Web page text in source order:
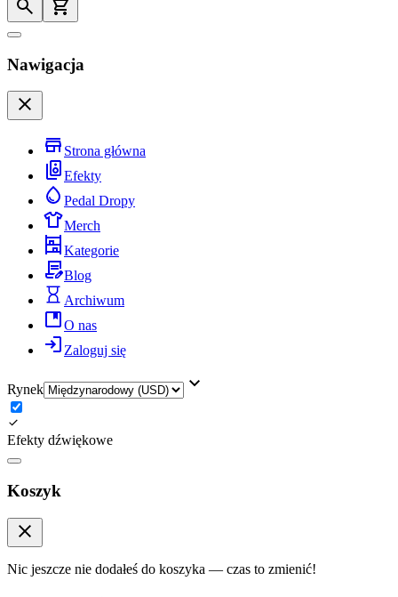
Nawigacja
Strona główna
Efekty
Pedal Dropy
Merch
Kategorie
Blog
Archiwum
O nas
Zaloguj się
Rynek
Efekty dźwiękowe
Koszyk
Nic jeszcze nie dodałeś do koszyka — czas to zmienić!